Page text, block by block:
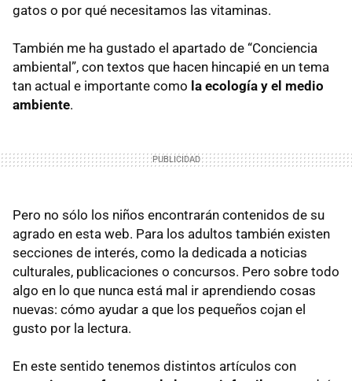
gatos o por qué necesitamos las vitaminas.
También me ha gustado el apartado de “Conciencia
ambiental”, con textos que hacen hincapié en un tema
tan actual e importante como la ecología y el medio
ambiente.
Pero no sólo los niños encontrarán contenidos de su
agrado en esta web. Para los adultos también existen
secciones de interés, como la dedicada a noticias
culturales, publicaciones o concursos. Pero sobre todo
algo en lo que nunca está mal ir aprendiendo cosas
nuevas: cómo ayudar a que los pequeños cojan el
gusto por la lectura.
En este sentido tenemos distintos artículos con